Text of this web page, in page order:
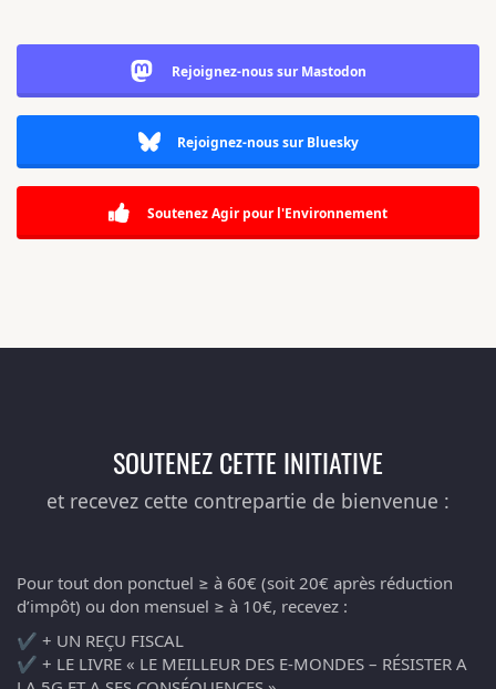
Rejoignez-nous sur Mastodon
Rejoignez-nous sur Bluesky
Soutenez Agir pour l'Environnement
SOUTENEZ CETTE INITIATIVE
et recevez cette contrepartie de bienvenue :
Pour tout don ponctuel ≥ à 60€ (soit 20€ après réduction
d’impôt) ou don mensuel ≥ à 10€, recevez :
✔️ + UN REÇU FISCAL
✔️ + LE LIVRE « LE MEILLEUR DES E-MONDES – RÉSISTER A